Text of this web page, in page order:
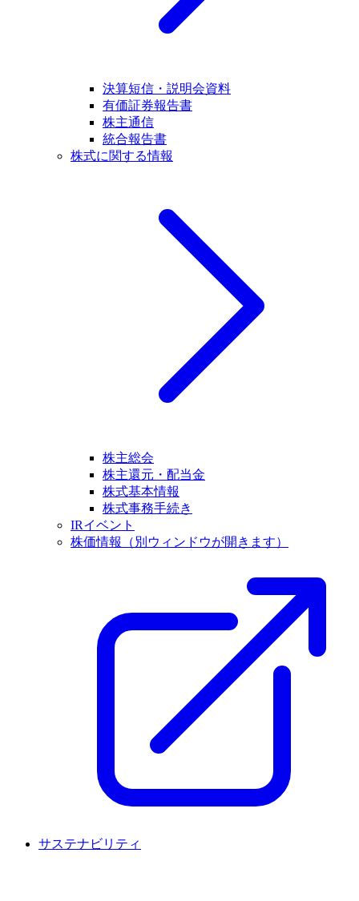
決算短信・説明会資料
有価証券報告書
株主通信
統合報告書
株式に関する情報
株主総会
株主還元・配当金
株式基本情報
株式事務手続き
IRイベント
株価情報
（別ウィンドウが開きます）
サステナビリティ